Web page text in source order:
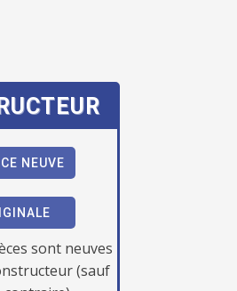
NEUVE
sont neuves
(sauf